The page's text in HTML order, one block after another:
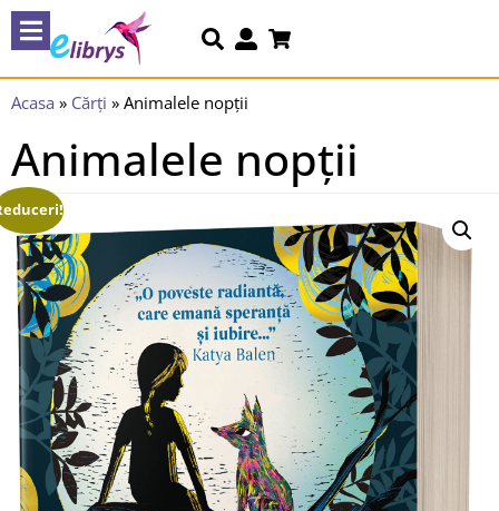
Acasa » Cărți » Animalele nopții
Animalele nopții